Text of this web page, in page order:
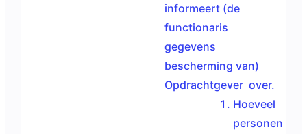
informeert (de
functionaris
gegevens
bescherming van)
Opdrachtgever over.
Hoeveel
personen